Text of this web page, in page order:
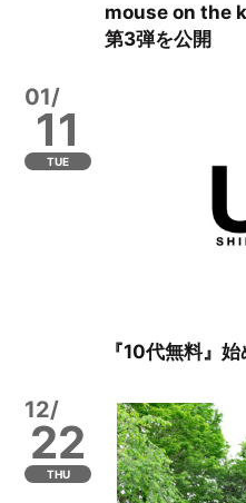
mouse on the
第3弾を公開
01/
11
TUE
『10代無料』
12/
22
THU